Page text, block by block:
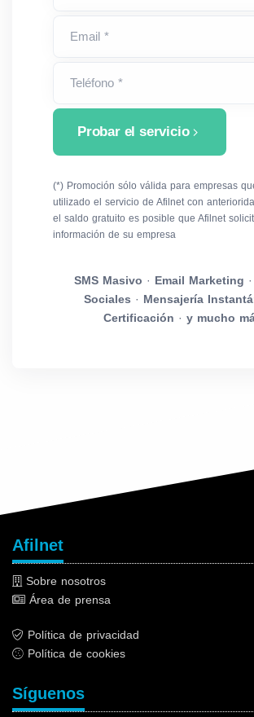
Email *
Teléfono *
Probar el servicio
(*) Promoción sólo válida para empresas
utilizado el servicio de Afilnet con
el saldo gratuito es posible que Afilnet
información de su empresa
SMS Masivo · Email Marketing ·
Sociales · Mensajería
Certificación · y mucho
Afilnet
Sobre nosotros
Área de prensa
Política de privacidad
Política de cookies
Síguenos